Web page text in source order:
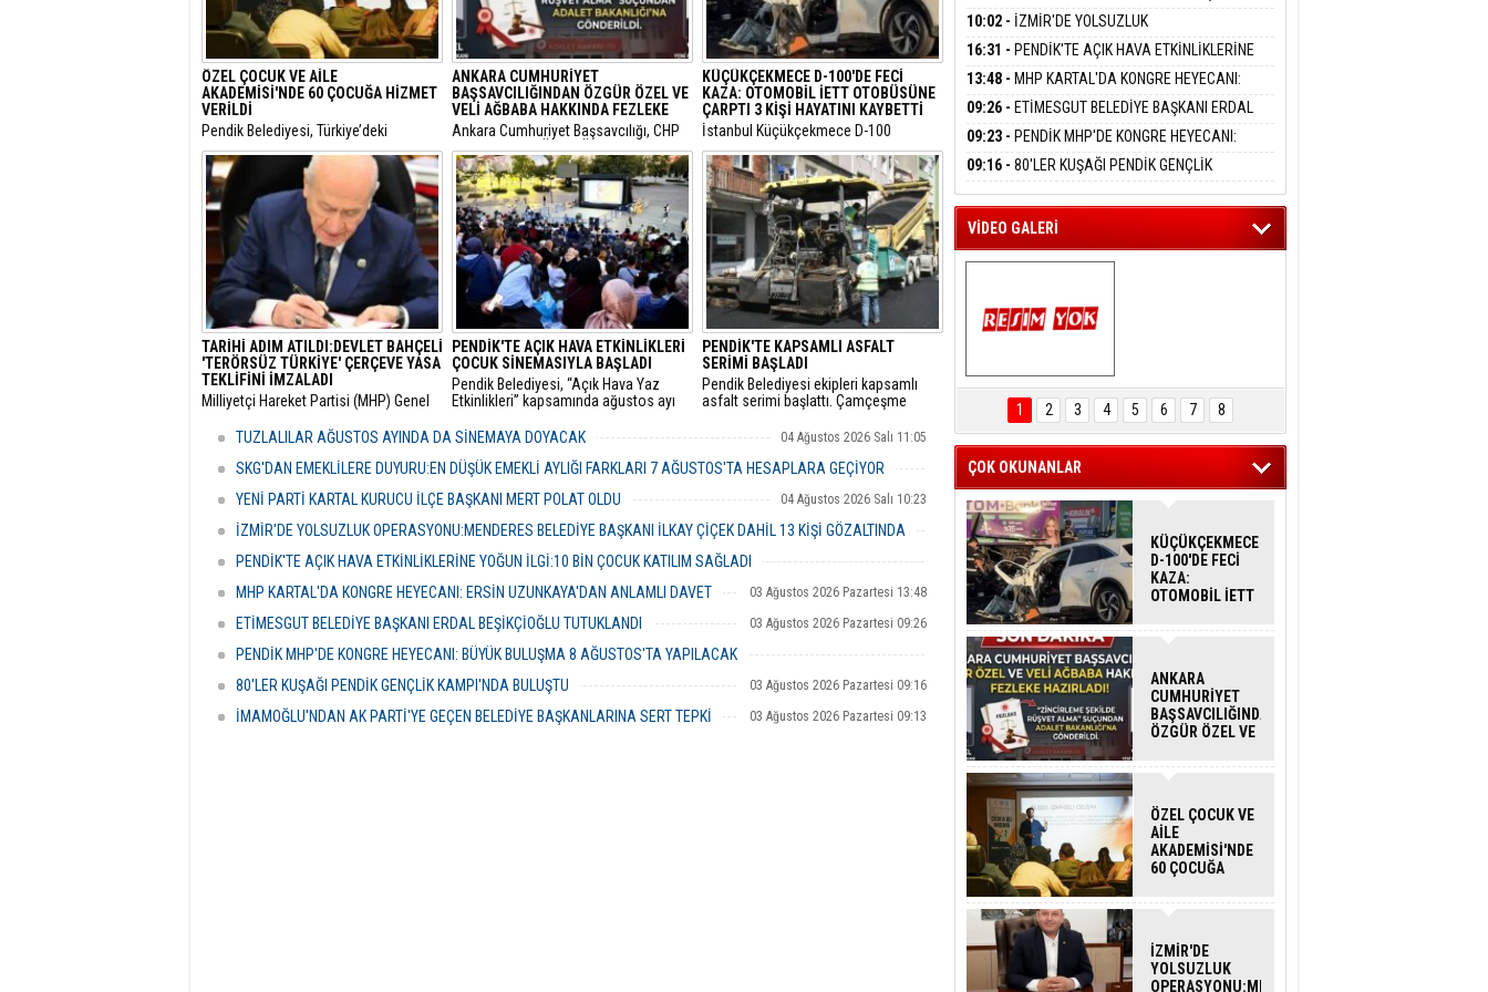
ÖZEL ÇOCUK VE AİLE
AKADEMİSİ'NDE 60 ÇOCUĞA HİZMET
VERİLDİ
Pendik Belediyesi, Türkiye’deki
belediyeler içinde ilk ve tek olma
özelliği taşıyan “Özel Çocuk ve Aile
Akademisi”nin ilk dönemini
tamamladı.
ANKARA CUMHURİYET
BAŞSAVCILIĞINDAN ÖZGÜR ÖZEL VE
VELİ AĞBABA HAKKINDA FEZLEKE
​Ankara Cumhuriyet Başsavcılığı, CHP
Genel Başkanı Özgür Özel ile CHP
Malatya Milletvekili Veli Ağbaba
hakkındaki yasal incelemelerin
tamamlandığını ve her iki isim için de
dokunulmazlıklarının kaldırılması
istemiyle fezleke hazırlandığını
duyurdu.
KÜÇÜKÇEKMECE D-100'DE FECİ
KAZA: OTOMOBİL İETT OTOBÜSÜNE
ÇARPTI 3 KİŞİ HAYATINI KAYBETTİ
​İstanbul Küçükçekmece D-100
Karayolu Edirne istikametinde
sürücüsünün kimliği henüz tespit
edilemeyen 34 BLN 100 plakalı
otomobil, önünde seyreden bir İETT
otobüsüne arkadan hızla çarptı.
TARİHİ ADIM ATILDI:DEVLET BAHÇELİ
'TERÖRSÜZ TÜRKİYE' ÇERÇEVE YASA
TEKLİFİNİ İMZALADI
​Milliyetçi Hareket Partisi (MHP) Genel
"Terörsüz Türkiye" süreci olarak
kapsamındaki çerçeve yasa teklifini
verdi.
PENDİK'TE AÇIK HAVA ETKİNLİKLERİ
ÇOCUK SİNEMASIYLA BAŞLADI
Pendik Belediyesi, “Açık Hava Yaz
Etkinlikleri” kapsamında ağustos ayı
geceleri ve açık hava tiyatrolarıyla
etkinliklerinde buluşturuyor.
PENDİK'TE KAPSAMLI ASFALT
SERİMİ BAŞLADI
Pendik Belediyesi ekipleri kapsamlı
asfalt serimi başlattı. Çamçeşme
ekipler, caddenin Kemalpaşa ile Misakı
Milli Caddeleri arasında kalan yaklaşık
400 metrelik bölümü ile caddeye bağlı
TUZLALILAR AĞUSTOS AYINDA DA SİNEMAYA DOYACAK 04 Ağustos 2026 Salı 11:05
SKG'DAN EMEKLİLERE DUYURU:EN DÜŞÜK EMEKLİ AYLIĞI FARKLARI 7 AĞUSTOS'TA HESAPLARA GEÇİYOR
04 Ağustos 2026 Salı 10:43
YENİ PARTİ KARTAL KURUCU İLÇE BAŞKANI MERT POLAT OLDU 04 Ağustos 2026 Salı 10:23
İZMİR'DE YOLSUZLUK OPERASYONU:MENDERES BELEDİYE BAŞKANI İLKAY ÇİÇEK DAHİL 13 KİŞİ GÖZALTINDA
PENDİK'TE AÇIK HAVA ETKİNLİKLERİNE YOĞUN İLGİ:10 BİN ÇOCUK KATILIM SAĞLADI
03 Ağustos 2026 Pazartesi 16:31
MHP KARTAL'DA KONGRE HEYECANI: ERSİN UZUNKAYA'DAN ANLAMLI DAVET 03 Ağustos 2026 Pazartesi 13:48
ETİMESGUT BELEDİYE BAŞKANI ERDAL BEŞİKÇİOĞLU TUTUKLANDI 03 Ağustos 2026 Pazartesi 09:26
PENDİK MHP'DE KONGRE HEYECANI: BÜYÜK BULUŞMA 8 AĞUSTOS'TA YAPILACAK
03 Ağustos 2026 Pazartesi 09:23
80'LER KUŞAĞI PENDİK GENÇLİK KAMPI'NDA BULUŞTU 03 Ağustos 2026 Pazartesi 09:16
İMAMOĞLU'NDAN AK PARTİ'YE GEÇEN BELEDİYE BAŞKANLARINA SERT TEPKİ 03 Ağustos 2026 Pazartesi 09:13
ADANMAK
Meltem Kaynas
AFFETMEYECEĞİM!
HESAPLARA GEÇİYOR
BAŞKANI MERT POLAT OLDU
10:02 - İZMİR'DE YOLSUZLUK
OPERASYONU:MENDERES BELEDİYE BAŞKANI
İLKAY ÇİÇEK DAHİL 13 KİŞİ GÖZALTINDA
16:31 - PENDİK'TE AÇIK HAVA ETKİNLİKLERİNE
YOĞUN İLGİ:10 BİN ÇOCUK KATILIM SAĞLADI
13:48 - MHP KARTAL'DA KONGRE HEYECANI:
ERSİN UZUNKAYA'DAN ANLAMLI DAVET
09:26 - ETİMESGUT BELEDİYE BAŞKANI ERDAL
BEŞİKÇİOĞLU TUTUKLANDI
09:23 - PENDİK MHP'DE KONGRE HEYECANI:
BÜYÜK BULUŞMA 8 AĞUSTOS'TA YAPILACAK
09:16 - 80'LER KUŞAĞI PENDİK GENÇLİK
KAMPI'NDA BULUŞTU
VİDEO GALERİ
KARTAL ENGELSİZ
YAŞAM FESTİVALİ
KONSERİ
İZLEYİCİLERİ MEST
1 2 3 4 5 6 7 8
ÇOK OKUNANLAR
KÜÇÜKÇEKMECE
D-100'DE FECİ
KAZA:
OTOMOBİL İETT
ÇARPTI 3 KİŞİ
ANKARA
CUMHURİYET
BAŞSAVCILIĞINDAN
ÖZGÜR ÖZEL VE
HAKKINDA
ÖZEL ÇOCUK VE
AİLE
AKADEMİSİ'NDE
60 ÇOCUĞA
İZMİR'DE
YOLSUZLUK
OPERASYONU:MENDERES